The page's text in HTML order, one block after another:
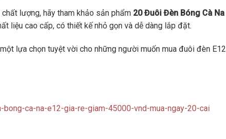
lượng, hãy tham khảo sản phẩm 20 Đuôi Đèn Bóng Cà Na
liệu cao cấp, có thiết kế nhỏ gọn và dễ dàng lắp đặt.
lựa chọn tuyệt vời cho những người muốn mua đuôi đèn E12
ca-na-e12-gia-re-giam-45000-vnd-mua-ngay-20-cai